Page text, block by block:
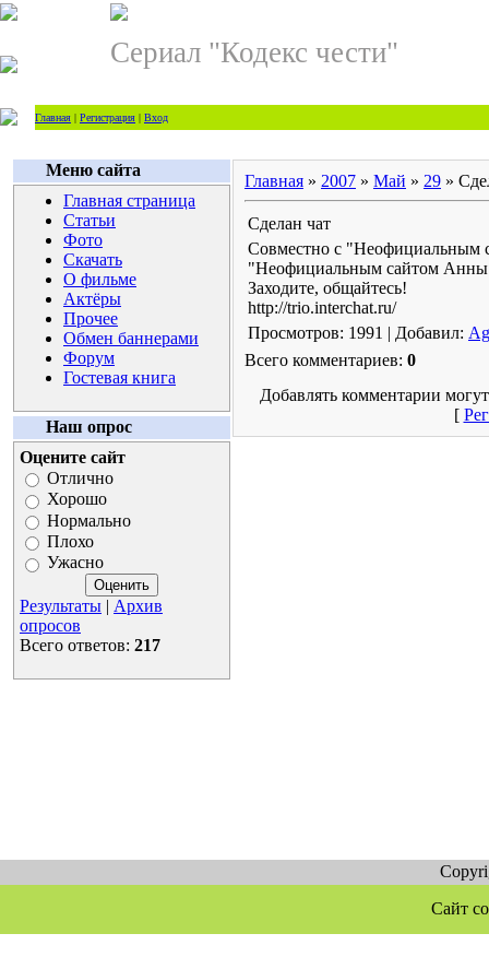
Сериал "Кодекс чести"
Главная | Регистрация | Вход
Меню сайта
Главная страница
Статьи
Фото
Скачать
О фильме
Актёры
Прочее
Обмен баннерами
Форум
Гостевая книга
Наш опрос
Оцените сайт
Отлично
Хорошо
Нормально
Плохо
Ужасно
Результаты | Архив
опросов
Всего ответов: 217
Главная » 2007 » Май » 29 »
Сделан чат
Совместно с "Неофициальным
"Неофициальным сайтом Анны
Заходите, общайтесь!
http://trio.interchat.ru/
Просмотров: 1991 | Добавил:
Всего комментариев: 0
Добавлять комментарии
[
Сайт